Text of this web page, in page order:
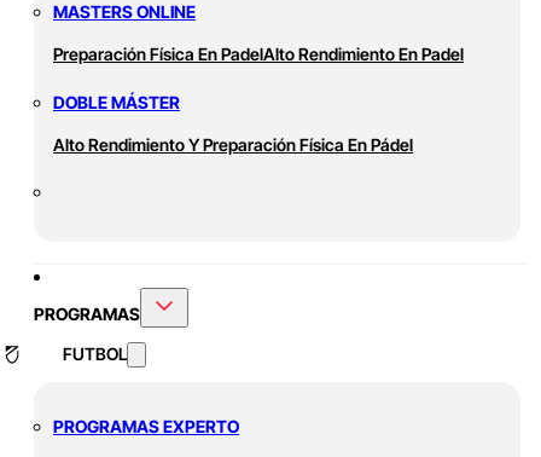
MASTERS ONLINE
Preparación Física En PadelAlto Rendimiento En Padel
DOBLE MÁSTER
Alto Rendimiento Y Preparación Física En Pádel
PROGRAMAS
FUTBOL
PROGRAMAS EXPERTO